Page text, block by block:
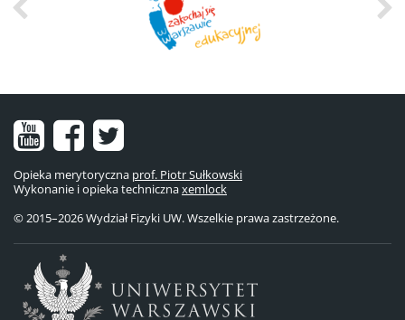
Nasz
kanał
na
YouTube
Nasz
fanpage
na
Facebooku
Nasze
konto
na
Twitterze
Opieka merytoryczna prof. Piotr Sułkowski
Wykonanie i opieka technicznaxemlock
© 2015–2026 Wydział Fizyki UW. Wszelkie prawa zastrzeżone.